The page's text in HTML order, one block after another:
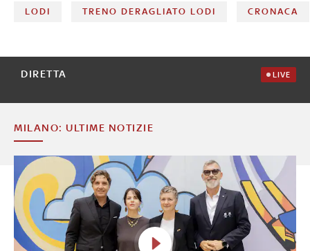
LODI TRENO DERAGLIATO LODI CRONACA
DIRETTA LIVE
MILANO: ULTIME NOTIZIE